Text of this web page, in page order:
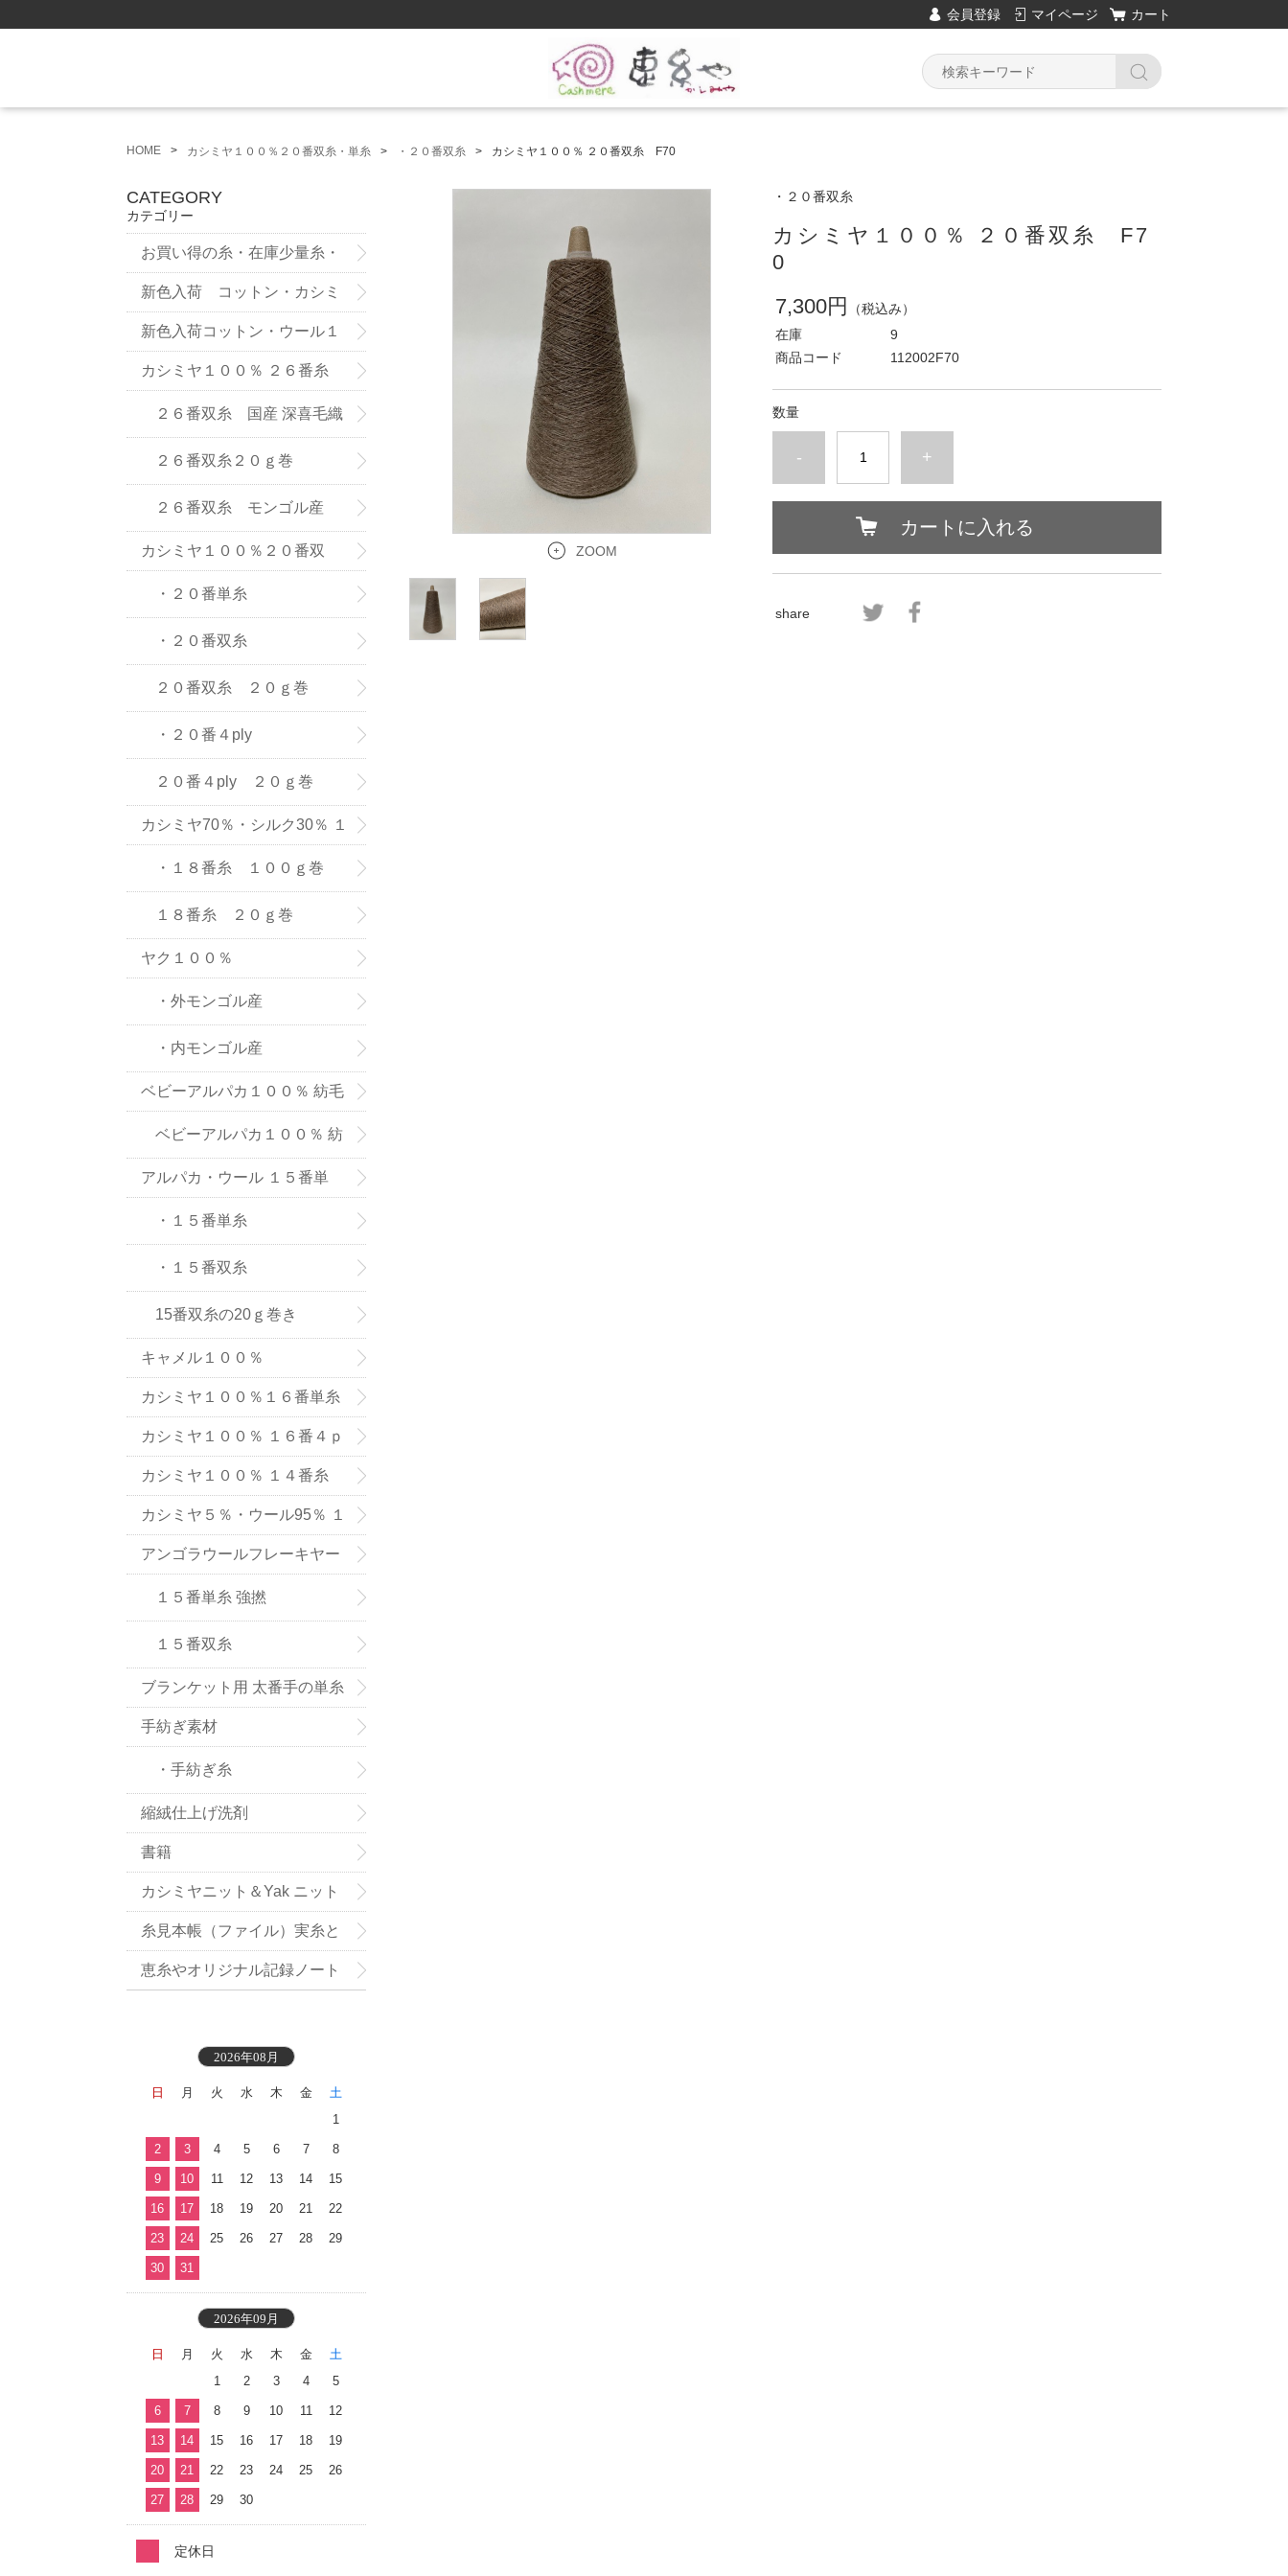
会員登録 マイページ カート
HOME カシミヤ１００％２０番双糸・単糸 ・２０番双糸 カシミヤ１００％ ２０番双糸 F70
ZOOM
・２０番双糸
カシミヤ１００％ ２０番双糸 F7
0
7,300円
（税込み）
在庫
9
商品コード
112002F70
数量
- +
カートに入れる
share
CATEGORY
カテゴリー
お買い得の糸・在庫少量糸・
試作品
新色入荷 コットン・カシミ
ヤ ７５番糸3ply
新色入荷コットン・ウール１
２番双糸
カシミヤ１００％ ２６番糸
２６番双糸 国産 深喜毛織
(株) の紡績糸
２６番双糸２０ｇ巻
２６番双糸 モンゴル産
カシミヤ１００％２０番双
糸・単糸
・２０番単糸
・２０番双糸
２０番双糸 ２０ｇ巻
・２０番４ply
２０番４ply ２０ｇ巻
カシミヤ70％・シルク30％ １
８番糸
・１８番糸 １００ｇ巻
１８番糸 ２０ｇ巻
ヤク１００％
・外モンゴル産
・内モンゴル産
ベビーアルパカ１００％ 紡毛
ベビーアルパカ１００％ 紡
毛糸-２０ｇ巻き
アルパカ・ウール １５番単
糸、双糸
・１５番単糸
・１５番双糸
15番双糸の20ｇ巻き
キャメル１００％
カシミヤ１００％１６番単糸
（手織り用） ６色
カシミヤ１００％ １６番４ｐ
ｌｙ手編み用（中細タイプ）
カシミヤ１００％ １４番糸
（在庫限りで販売終了）
カシミヤ５％・ウール95％ １
６番単糸
アンゴラウールフレーキヤー
ン １５番糸
１５番単糸 強撚
１５番双糸
ブランケット用 太番手の単糸
手紡ぎ素材
・手紡ぎ糸
縮絨仕上げ洗剤
書籍
カシミヤニット＆Yak ニット
小物お買い得
糸見本帳（ファイル）実糸と
織地見本付き
恵糸やオリジナル記録ノート
2026年08月
日 月 火 水 木 金
土
1
2 3 4 5 6 7 8
9 10 11 12 13 14 15
16 17 18 19 20 21 22
23 24 25 26 27 28 29
30 31
2026年09月
日 月 火 水 木 金
土
1
2 3 4 5
6 7 8 9 10 11 12
13 14 15 16 17 18 19
20 21 22 23 24 25 26
27 28 29 30
定休日